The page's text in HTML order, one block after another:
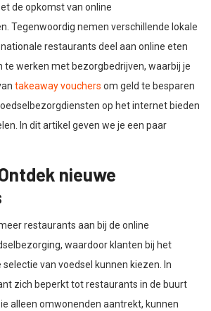
de opkomst van online
Tegenwoordig nemen verschillende lokale
restaurants deel aan online eten
te werken met bezorgbedrijven, waarbij je
takeaway vouchers om geld te besparen
op het internet bieden
In dit artikel geven we je een paar
nieuwe
restaurants aan bij de online
waardoor klanten bij het
van voedsel kunnen kiezen. In
zich beperkt tot restaurants in de buurt
alleen omwonenden aantrekt, kunnen